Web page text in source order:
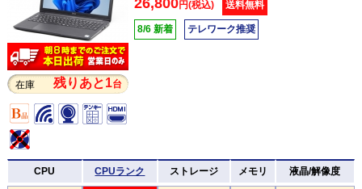
在庫 残りあと1台
円(税込) 送料無料
8/6 新着 テレワーク推奨
CPU CPUランク ストレージ メモリ 液晶/解像度